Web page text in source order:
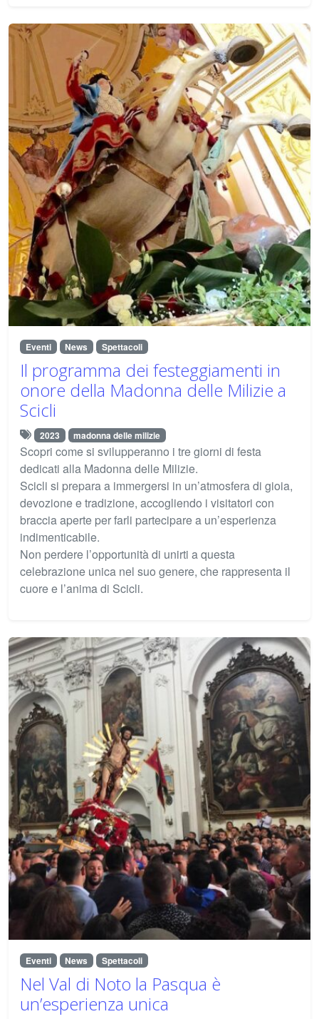
Eventi News Spettacoli
Il programma dei festeggiamenti in
onore della Madonna delle Milizie a
Scicli
2023 madonna delle milizie
Scopri come si svilupperanno i tre giorni di festa
dedicati alla Madonna delle Milizie.
Scicli si prepara a immergersi in un’atmosfera di gioia,
devozione e tradizione, accogliendo i visitatori con
braccia aperte per farli partecipare a un’esperienza
indimenticabile.
Non perdere l’opportunità di unirti a questa
celebrazione unica nel suo genere, che rappresenta il
cuore e l’anima di Scicli.
Eventi News Spettacoli
Nel Val di Noto la Pasqua è
un’esperienza unica